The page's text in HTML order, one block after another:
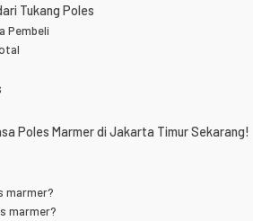
Tukang Poles
Pembeli
Poles Marmer di Jakarta Timur Sekarang!
marmer?
marmer?